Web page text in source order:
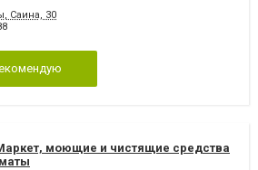
Саина, 30
моющие и чистящие средства